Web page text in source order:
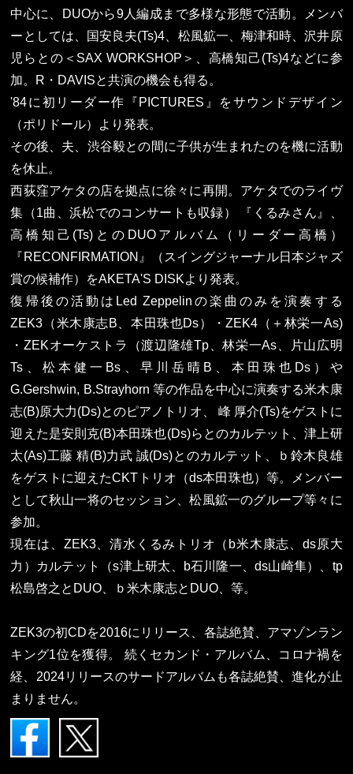
中心に、DUOから9人編成まで多様な形態で活動。メンバ
ーとしては、国安良夫(Ts)4、松風鉱一、梅津和時、沢井原
児らとの＜SAX WORKSHOP＞、高橋知己(Ts)4などに参
加。R・DAVISと共演の機会も得る。
'84に初リーダー作『PICTURES』をサウンドデザイン
（ポリドール）より発表。
その後、夫、渋谷毅との間に子供が生まれたのを機に活動
を休止。
西荻窪アケタの店を拠点に徐々に再開。アケタでのライヴ
集（1曲、浜松でのコンサートも収録） 『くるみさん』、
高橋知己(Ts)とのDUOアルバム（リーダー高橋）
『RECONFIRMATION』（スイングジャーナル日本ジャズ
賞の候補作）をAKETA'S DISKより発表。
復帰後の活動はLed Zeppelinの楽曲のみを演奏する
ZEK3（米木康志B、本田珠也Ds）・ZEK4（＋林栄一As)
・ZEKオーケストラ（渡辺隆雄Tp、林栄一As、片山広明
Ts、松本健一Bs、早川岳晴B、本田珠也Ds）や
G.Gershwin, B.Strayhorn 等の作品を中心に演奏する米木康
志(B)原大力(Ds)とのピアノトリオ、 峰 厚介(Ts)をゲストに
迎えた是安則克(B)本田珠也(Ds)らとのカルテット、津上研
太(As)工藤 精(B)力武 誠(Ds)とのカルテット、ｂ鈴木良雄
をゲストに迎えたCKTトリオ（ds本田珠也）等。メンバー
として秋山一将のセッション、松風鉱一のグループ等々に
参加。
現在は、ZEK3、清水くるみトリオ（b米木康志、ds原大
力）カルテット（s津上研太、b石川隆一、ds山崎隼）、tp
松島啓之とDUO、ｂ米木康志とDUO、等。
ZEK3の初CDを2016にリリース、各誌絶賛、アマゾンラン
キング1位を獲得。 続くセカンド・アルバム、コロナ禍を
経、2024リリースのサードアルバムも各誌絶賛、進化が止
まりません。